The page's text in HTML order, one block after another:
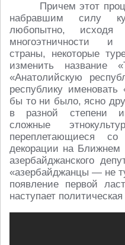
Причем этот
набравшим силу
любопытно, исходя
многоэтничности и
страны, некоторые
изменить название
«Анатолийскую
республику
бы то ни было, ясно
в разной степени
сложные
переплетающиеся со
декорации на Ближнем
азербайджанского
«азербайджанцы — не
появление первой
наступает